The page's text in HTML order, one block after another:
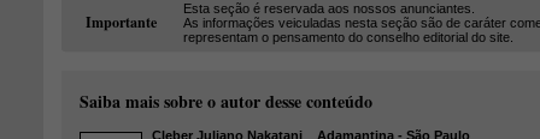
Importante
Esta seção é reservada aos nossos anunciantes.
As informações veiculadas nesta seção são de caráter
representam o pensamento do conselho editorial do site.
Saiba mais sobre o autor desse conteúdo
Cleber Juliano Nakatani Adamantina - São Paulo